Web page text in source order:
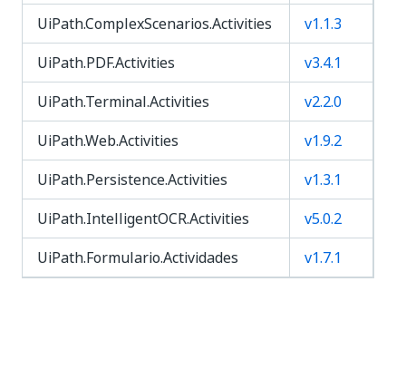
UiPath.ComplexScenarios.Activities
v1.1.3
UiPath.PDF.Activities
v3.4.1
UiPath.Terminal.Activities
v2.2.0
UiPath.Web.Activities
v1.9.2
UiPath.Persistence.Activities
v1.3.1
UiPath.IntelligentOCR.Activities
v5.0.2
UiPath.Formulario.Actividades
v1.7.1